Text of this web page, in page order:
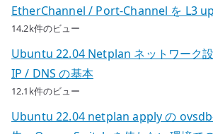
EtherChannel / Port-Channel を L3
14.2k件のビュー
Ubuntu 22.04 Netplan ネットワーク
IP / DNS の基本
12.1k件のビュー
Ubuntu 22.04 netplan apply の